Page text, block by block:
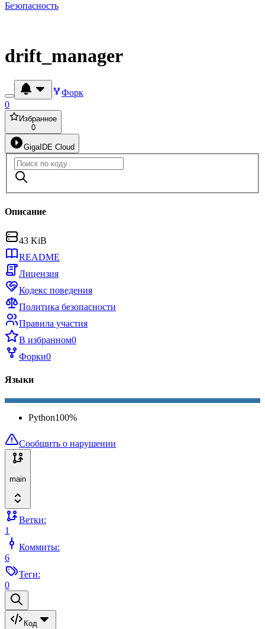
Безопасность
drift_manager
Форк
0
Избранное
0
GigaIDE Cloud
Описание
43 KiB
README
Лицензия
Кодекс поведения
Политика безопасности
Правила участия
В избранном0
Форки0
Языки
Python100%
Сообщить о нарушении
main
Ветки:
1
Коммиты:
6
Теги:
0
Код